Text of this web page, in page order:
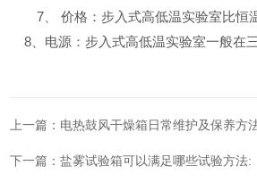
7、 价格：步入式高低温实验室比恒温
8 、电源：步入式高低温实验室一般在
上一篇： 电热鼓风干燥箱日常维护及保养方
下一篇：盐雾试验箱可以满足哪些试验方法: